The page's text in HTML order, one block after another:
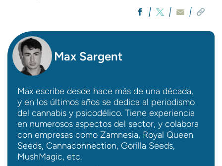
Max Sargent
Max escribe desde hace más de una década,
y en los últimos años se dedica al periodismo
del cannabis y psicodélico. Tiene experiencia
en numerosos aspectos del sector, y colabora
con empresas como Zamnesia, Royal Queen
Seeds, Cannaconnection, Gorilla Seeds,
MushMagic, etc.